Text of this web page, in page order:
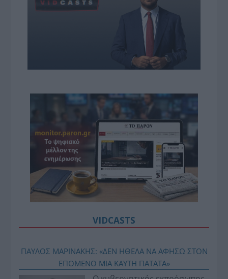
VIDCASTS
ΠΑΥΛΟΣ ΜΑΡΙΝΑΚΗΣ: «ΔΕΝ ΗΘΕΛΑ ΝΑ ΑΦΗΣΩ ΣΤΟΝ
ΕΠΟΜΕΝΟ ΜΙΑ ΚΑΥΤΗ ΠΑΤΑΤΑ»